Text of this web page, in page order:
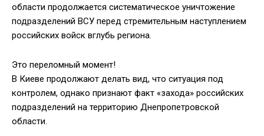
области продолжается систематическое уничтожение
подразделений ВСУ перед стремительным наступлением
российских войск вглубь региона.
Это переломный момент!
В Киеве продолжают делать вид, что ситуация под
контролем, однако признают факт «захода» российских
подразделений на территорию Днепропетровской
области.